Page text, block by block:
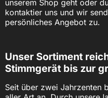
unserem Shop geht oder
kontaktier uns und wir
persönliches Angebot zu.
Unser Sortiment
Stimmgerät bis zur
Seit über zwei Jahrzenten